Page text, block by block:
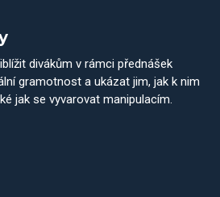
divákům v rámci přednášek
gramotnost a ukázat jim, jak k nim
jak se vyvarovat manipulacím.